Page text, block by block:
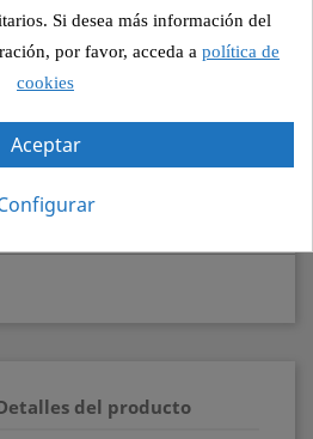
del producto
Si desea más información del
por favor, acceda a política de
cookies
Aceptar